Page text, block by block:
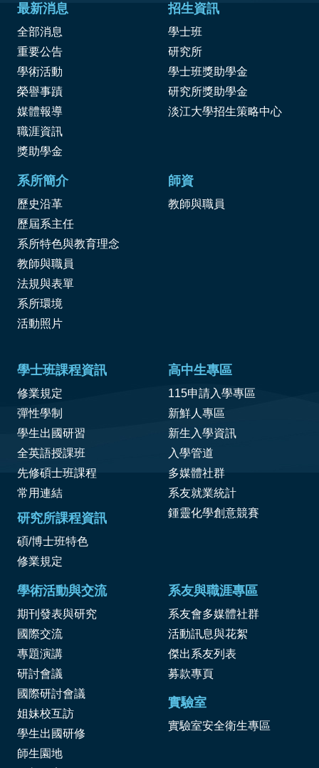
最新消息
全部消息
重要公告
學術活動
榮譽事蹟
媒體報導
職涯資訊
獎助學金
招生資訊
學士班
研究所
學士班獎助學金
研究所獎助學金
淡江大學招生策略中心
系所簡介
歷史沿革
歷屆系主任
系所特色與教育理念
教師與職員
法規與表單
系所環境
活動照片
師資
教師與職員
學士班課程資訊
修業規定
彈性學制
學生出國研習
全英語授課班
先修碩士班課程
常用連結
研究所課程資訊
碩/博士班特色
修業規定
高中生專區
115申請入學專區
新鮮人專區
新生入學資訊
入學管道
多媒體社群
系友就業統計
鍾靈化學創意競賽
學術活動與交流
期刊發表與研究
國際交流
專題演講
研討會議
國際研討會議
姐妹校互訪
學生出國研修
師生園地
系友與職涯專區
系友會多媒體社群
活動訊息與花絮
傑出系友列表
募款專頁
實驗室
實驗室安全衛生專區